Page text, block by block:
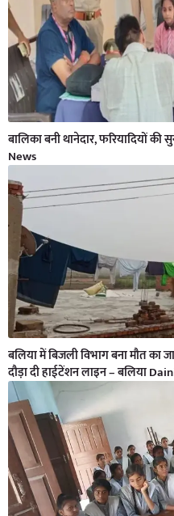
बालिका बनी थानेदार, फरियादियों
News
बलिया में बिजली विभाग बना मौत का
दौड़ा दी हाईटेंशन लाइन – बलिया